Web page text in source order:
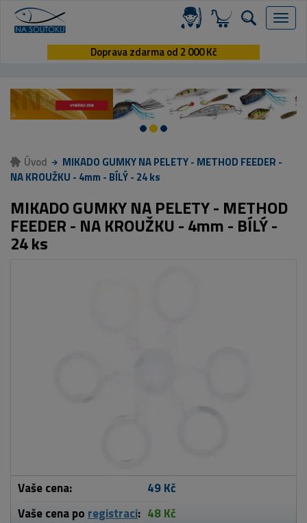
Menu
Doprava zdarma od 2 000 Kč
Úvod
MIKADO GUMKY NA PELETY - METHOD FEEDER -
NA KROUŽKU - 4mm - BÍLÝ - 24 ks
MIKADO GUMKY NA PELETY - METHOD
FEEDER - NA KROUŽKU - 4mm - BÍLÝ -
24 ks
Vaše cena:
49 Kč
Vaše cena po registraci: 48 Kč